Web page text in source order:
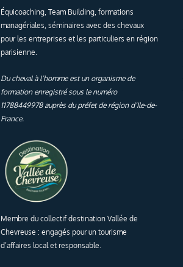
Équicoaching, Team Building, formations
managériales, séminaires avec des chevaux
pour les entreprises et les particuliers en région
parisienne.
Du cheval à l’homme est un organisme de
formation enregistré sous le numéro
11788449978 auprès du préfet de région d’Ile-de-
France.
Membre du collectif destination Vallée de
Chevreuse : engagés pour un tourisme
d’affaires local et responsable.